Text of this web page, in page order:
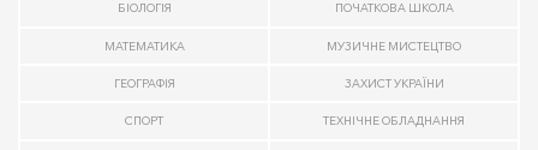
БІОЛОГІЯ ПОЧАТКОВА ШКОЛА
МАТЕМАТИКА МУЗИЧНЕ МИСТЕЦТВО
ГЕОГРАФІЯ ЗАХИСТ УКРАЇНИ
СПОРТ ТЕХНІЧНЕ ОБЛАДНАННЯ